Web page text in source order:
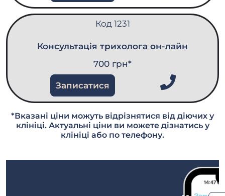
Код 1231
Консультація трихолога он-лайн
700 грн*
Записатися
*Вказані ціни можуть відрізнятися від діючих у
клініці. Актуальні ціни ви можете дізнатись у
клініці або по телефону.